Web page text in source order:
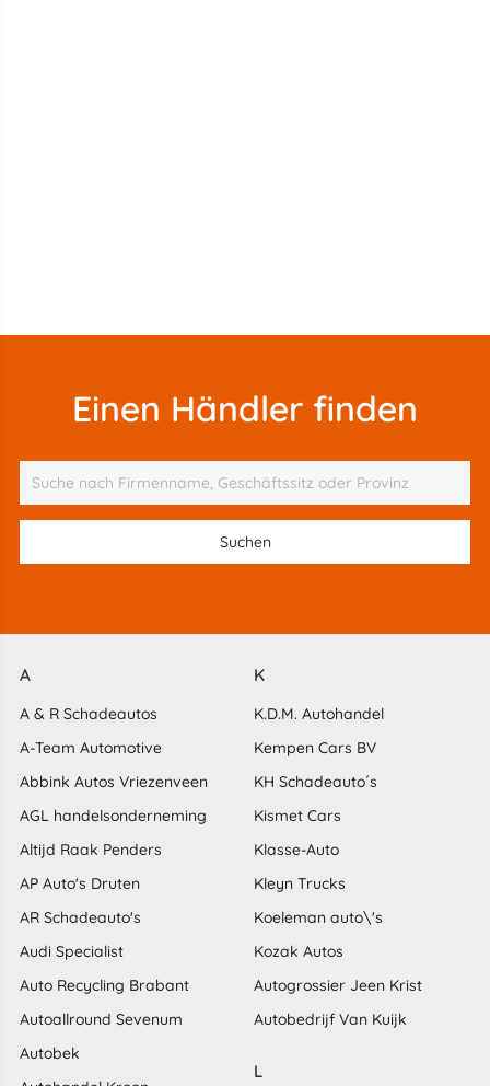
Einen Händler finden
A
A & R Schadeautos
A-Team Automotive
Abbink Autos Vriezenveen
AGL handelsonderneming
Altijd Raak Penders
AP Auto's Druten
AR Schadeauto's
Audi Specialist
Auto Recycling Brabant
Autoallround Sevenum
Autobek
K
K.D.M. Autohandel
Kempen Cars BV
KH Schadeauto´s
Kismet Cars
Klasse-Auto
Kleyn Trucks
Koeleman auto\'s
Kozak Autos
Autogrossier Jeen Krist
Autobedrijf Van Kuijk
L